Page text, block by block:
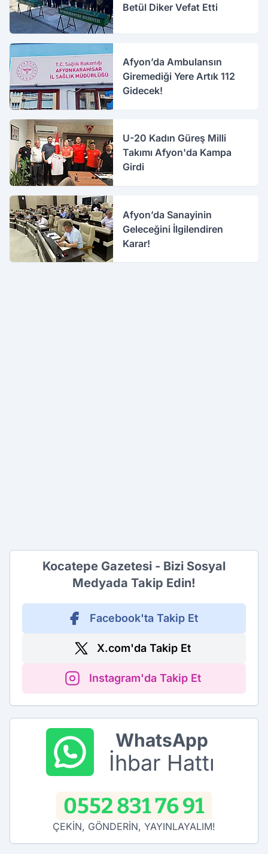
Betül Diker Vefat Etti
Afyon’da Ambulansın
Giremediği Yere Artık 112
Gidecek!
U-20 Kadın Güreş Milli
Takımı Afyon'da Kampa
Girdi
Afyon’da Sanayinin
Geleceğini İlgilendiren
Karar!
Kocatepe Gazetesi - Bizi Sosyal
Medyada Takip Edin!
Facebook'ta Takip Et
X.com'da Takip Et
Instagram'da Takip Et
WhatsApp
İhbar Hattı
0552 831 76 91
ÇEKİN, GÖNDERİN, YAYINLAYALIM!